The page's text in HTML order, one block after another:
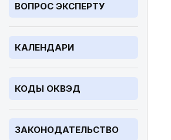
ВОПРОС ЭКСПЕРТУ
КАЛЕНДАРИ
КОДЫ ОКВЭД
ЗАКОНОДАТЕЛЬСТВО